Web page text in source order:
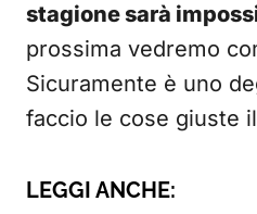
stagione sarà
prossima vedremo
Sicuramente è uno
faccio le cose giuste il
LEGGI ANCHE: